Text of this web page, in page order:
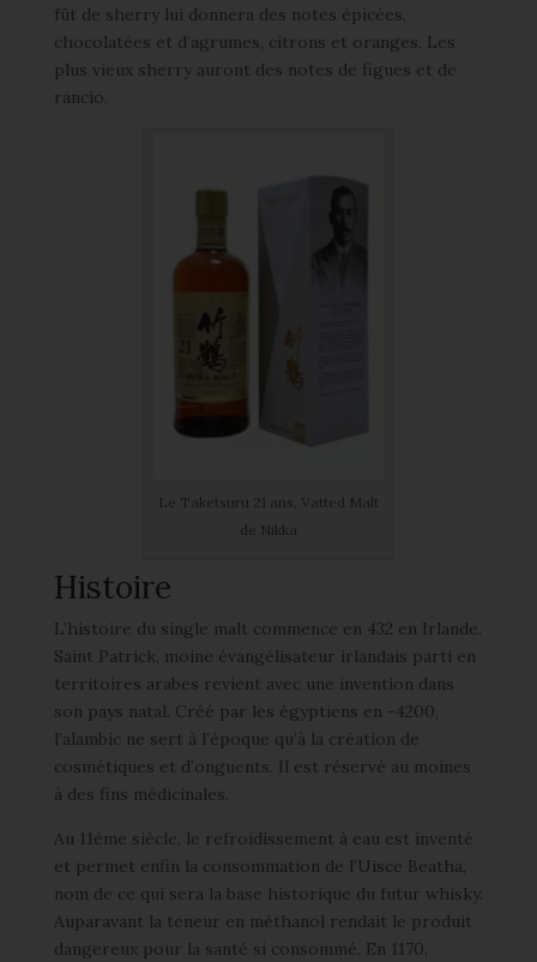
fût de sherry lui donnera des notes épicées,
chocolatées et d’agrumes, citrons et oranges. Les
plus vieux sherry auront des notes de figues et de
rancio.
Le Taketsuru 21 ans, Vatted Malt
de Nikka
Histoire
L’histoire du single malt commence en 432 en Irlande.
Saint Patrick, moine évangélisateur irlandais parti en
territoires arabes revient avec une invention dans
son pays natal. Créé par les égyptiens en -4200,
l’alambic ne sert à l’époque qu’à la création de
cosmétiques et d’onguents. Il est réservé au moines
à des fins médicinales.
Au 11ème siècle, le refroidissement à eau est inventé
et permet enfin la consommation de l’Uisce Beatha,
nom de ce qui sera la base historique du futur whisky.
Auparavant la teneur en méthanol rendait le produit
dangereux pour la santé si consommé. En 1170,